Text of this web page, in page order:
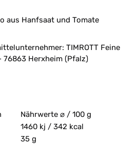
aus Hanfsaat und Tomate
TIMROTT Feine
76863 Herxheim (Pfalz)
Nährwerte ⌀ / 100 g
1460 kj / 342 kcal
35 g